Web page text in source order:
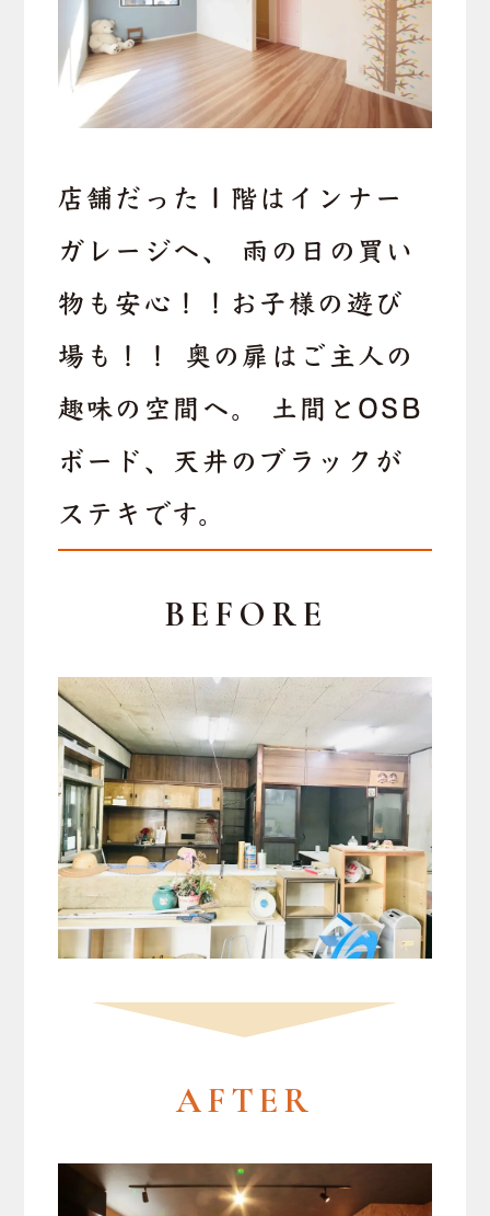
店舗だった１階はインナー
ガレージへ、 雨の日の買い
物も安心！！お子様の遊び
場も！！ 奥の扉はご主人の
趣味の空間へ。 土間とOSB
ボード、天井のブラックが
ステキです。
BEFORE
AFTER